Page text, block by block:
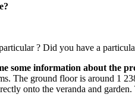
? Did you have a
some information about the
The ground floor is around 1
onto the veranda and